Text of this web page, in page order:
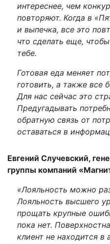
интереснее, чем
повторяют. Когда в
и выпечка, все это
что сделать еще,
тебе.
Готовая еда меняет
готовить, а также все
Для нас сейчас это
Предугадывать
обратную связь от
оставаться в
Евгений Случевский,
группы компаний
«Лояльность можно
Лояльность высшего
прощать крупные
пока нет.
клиент не находится в